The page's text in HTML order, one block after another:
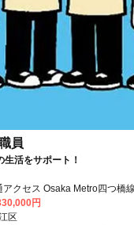
員
活をサポート！
」（徒歩約9分）
円
区